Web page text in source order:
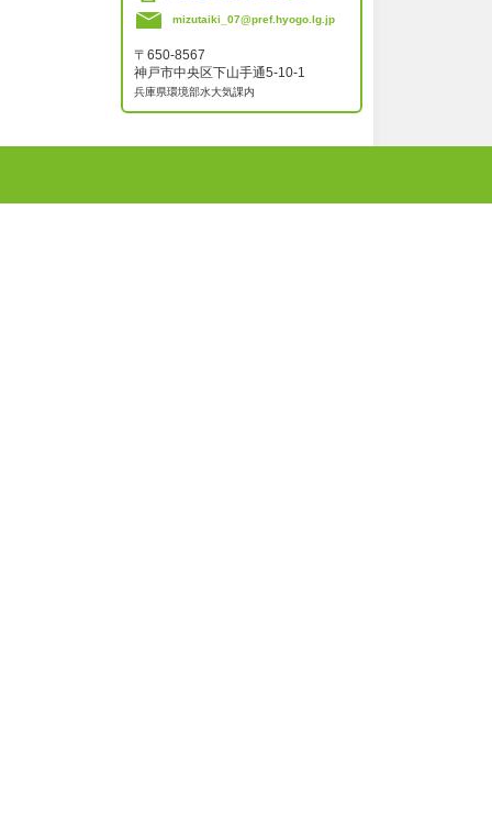
mizutaiki_07@pref.hyogo.lg.jp
〒650-8567
神戸市中央区下山手通5-10-1
兵庫県環境部水大気課内